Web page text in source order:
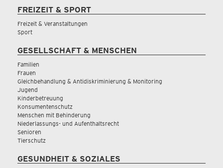
FREIZEIT & SPORT
Freizeit & Veranstaltungen
Sport
GESELLSCHAFT & MENSCHEN
Familien
Frauen
Gleichbehandlung & Antidiskriminierung & Monitoring
Jugend
Kinderbetreuung
Konsumentenschutz
Menschen mit Behinderung
Niederlassungs- und Aufenthaltsrecht
Senioren
Tierschutz
GESUNDHEIT & SOZIALES